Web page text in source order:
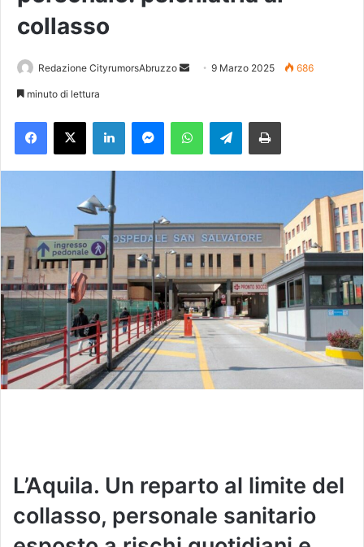
collasso
Redazione CityrumorsAbruzzo
a
e
m
a
i
l
9 Marzo 2025 686
minuto di lettura
Telegram
L’Aquila. Un reparto al limite del
collasso, personale sanitario